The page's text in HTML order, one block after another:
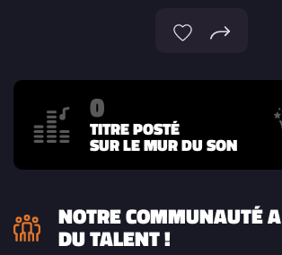
0
TITRE POSTÉ
SUR LE MUR DU SON
NOTRE COMMUNAUTÉ A
DU TALENT !